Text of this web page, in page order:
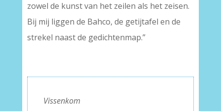
zowel de kunst van het zeilen als het zeisen.
Bij mij liggen de Bahco, de getijtafel en de
strekel naast de gedichtenmap.”
Vissenkom